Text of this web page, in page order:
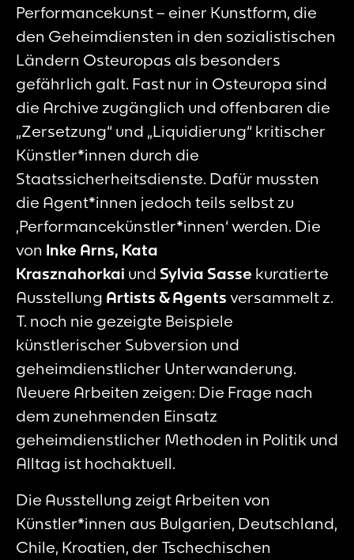
Performancekunst – einer Kunstform, die
den Geheimdiensten in den sozialistischen
Ländern Osteuropas als besonders
gefährlich galt. Fast nur in Osteuropa sind
die Archive zugänglich und offenbaren die
„Zersetzung“ und „Liquidierung“ kritischer
Künstler*innen durch die
Staatssicherheitsdienste. Dafür mussten
die Agent*innen jedoch teils selbst zu
‚Performancekünstler*innen‘ werden. Die
von Inke Arns, Kata
Krasznahorkai und Sylvia Sasse kuratierte
Ausstellung Artists & Agents versammelt z.
T. noch nie gezeigte Beispiele
künstlerischer Subversion und
geheimdienstlicher Unterwanderung.
Neuere Arbeiten zeigen: Die Frage nach
dem zunehmenden Einsatz
geheimdienstlicher Methoden in Politik und
Alltag ist hochaktuell.
Die Ausstellung zeigt Arbeiten von
Künstler*innen aus Bulgarien, Deutschland,
Chile, Kroatien, der Tschechischen